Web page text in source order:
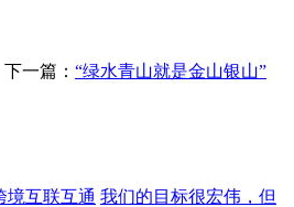
篇： “绿水青山就是金山银山”
境互联互通 我们的目标很宏伟，但